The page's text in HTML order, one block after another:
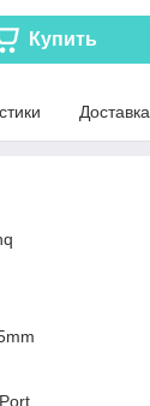
Купить
Доставка